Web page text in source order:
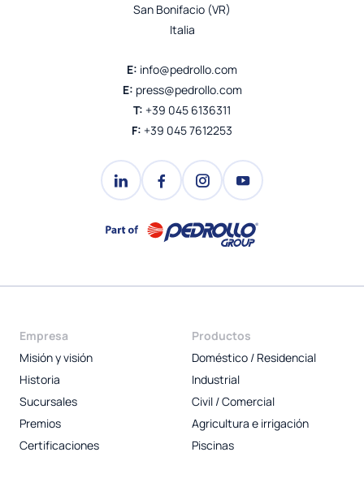
San Bonifacio (VR)
Italia
E: info@pedrollo.com
E: press@pedrollo.com
T: +39 045 6136311
F: +39 045 7612253
Empresa
Misión y visión
Historia
Sucursales
Premios
Certificaciones
Productos
Doméstico / Residencial
Industrial
Civil / Comercial
Agricultura e irrigación
Piscinas